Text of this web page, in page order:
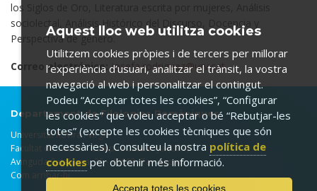
los Siglos de Oro, Literatura escrita por mujeres, Análisis
sociolectal, Análisis Histórico del Discurso, Docencia y
Perspectiva de género.
Correo electrónico: josefa.rodriguez@urv.cat
Departament de Filologies Romàniques
Universitat Rovira i Virgili
Facultat de Lletres - Campus Catalunya (URV)
Avinguda Catalunya, 35 - 43002 (Tarragona)
Com arribar-hi
Aquest lloc web utilitza cookies
Utilitzem cookies pròpies i de tercers per millorar
l’experiència d’usuari, analitzar el trànsit, la vostra
navegació al web i personalitzar el contingut.
Podeu “Acceptar totes les cookies”, “Configurar
les cookies” que voleu acceptar o bé “Rebutjar-les
totes” (excepte les cookies tècniques que són
necessàries). Consulteu la nostra política de
cookiesper obtenir més informació.
Accepta totes les cookies